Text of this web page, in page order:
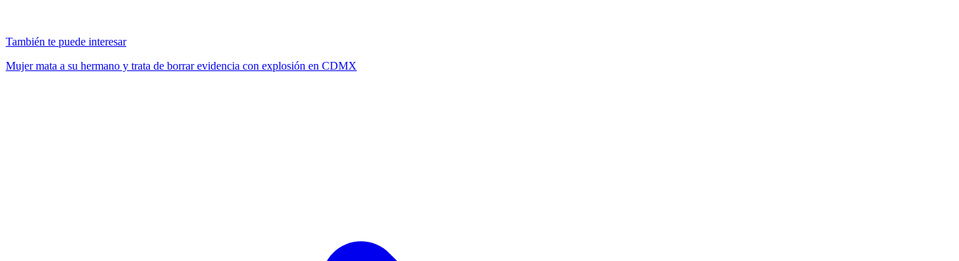
También te puede interesar
Mujer mata a su hermano y trata de borrar evidencia con explosión en CDMX